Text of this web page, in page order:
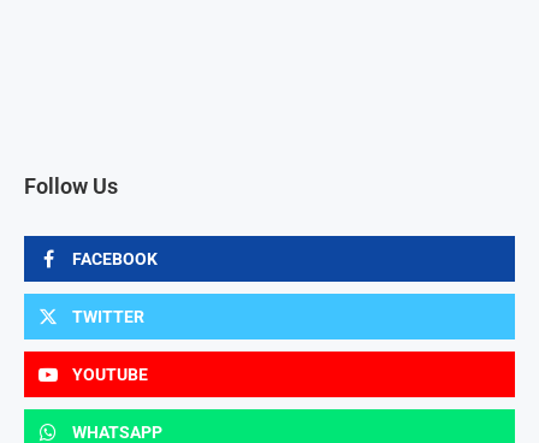
Follow Us
FACEBOOK
TWITTER
YOUTUBE
WHATSAPP